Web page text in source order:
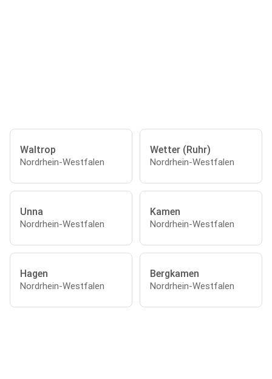
Waltrop
Nordrhein-Westfalen
Wetter (Ruhr)
Nordrhein-Westfalen
Unna
Nordrhein-Westfalen
Kamen
Nordrhein-Westfalen
Hagen
Nordrhein-Westfalen
Bergkamen
Nordrhein-Westfalen